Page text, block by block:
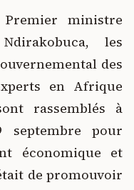
ministre
les
des
en Afrique
rassemblés à
pour
économique et
de promouvoir